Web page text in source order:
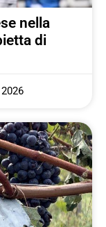
nella
di